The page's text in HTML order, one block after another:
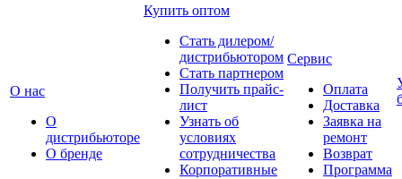
О нас
О
дистрибьюторе
О бренде
Купить оптом
Стать дилером/
дистрибьютором
Стать партнером
Получить прайс-
лист
Узнать об
условиях
сотрудничества
Корпоративные
Сервис
Оплата
Доставка
Заявка на
ремонт
Возврат
Программа